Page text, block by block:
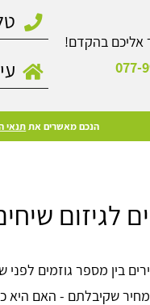
אליכם בהקדם!
077-
הנכם מאשרים אתתנאי
לגיזום
בין מספר גוזמים
שקיבלתם - האם היא